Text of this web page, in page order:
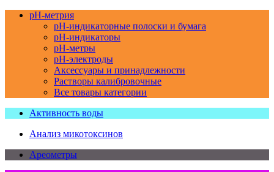
pH-метрия
pH-индикаторные полоски и бумага
pH-индикаторы
pH-метры
pH-электроды
Аксессуары и принадлежности
Растворы калибровочные
Все товары категории
Активность воды
Анализ микотоксинов
Ареометры